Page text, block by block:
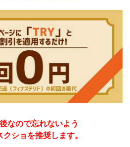
なので忘れないよう
クショ を推奨します。